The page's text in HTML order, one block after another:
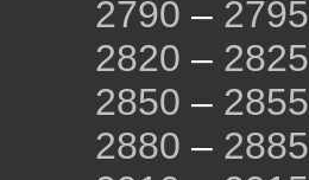
2790 – 2795
2820 – 2825
2850 – 2855
2880 – 2885